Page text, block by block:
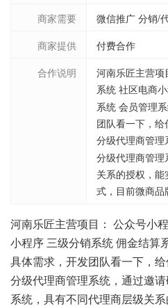
商家需要
微信推广 分销/
商家提供
付费合作
合作说明
河南乐匠主营
系统 社区电商
系统 会员管理
团队看一下，
分级代理商管
分级代理商管
关系的授权，
式，目前微商
河南乐匠主营项目： 公众号小
小程序 三级分销系统 佣金结算
具体需求，开发团队看一下，
分级代理商管理系统，通过邀
系统，具有不同代理商层级关